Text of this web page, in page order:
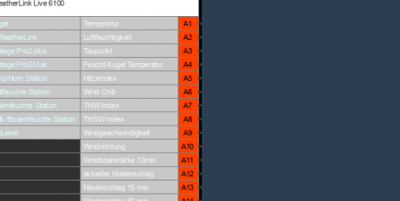
Davis Vantage Pro2 / Vue